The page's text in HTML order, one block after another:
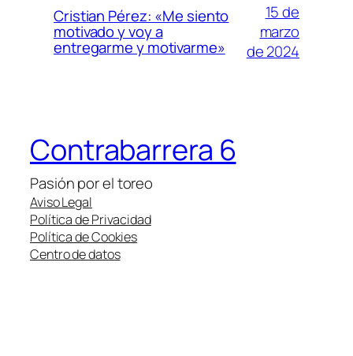
Cristian Pérez: «Me siento
motivado y voy a
entregarme y motivarme»
15 de
marzo
de 2024
Contrabarrera 6
Pasión por el toreo
Aviso Legal
Política de Privacidad
Política de Cookies
Centro de datos